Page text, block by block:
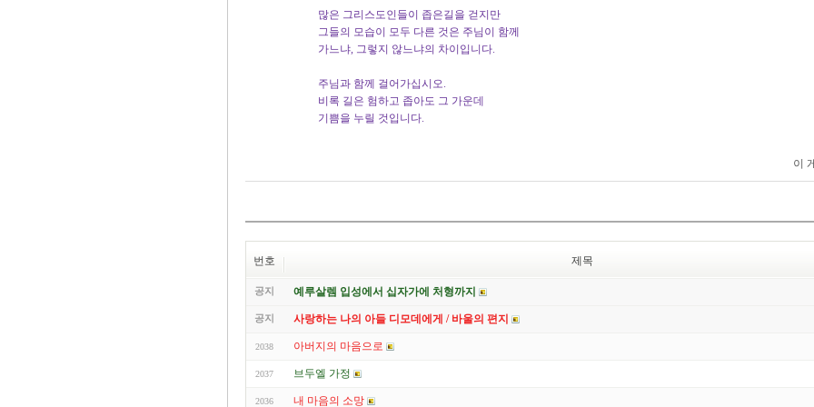
많은 그리스도인들이 좁은길을 걷지만
그들의 모습이 모두 다른 것은 주님이 함께
가느냐, 그렇지 않느냐의 차이입니다.
주님과 함께 걸어가십시오.
비록 길은 험하고 좁아도 그 가운데
기쁨을 누릴 것입니다.
이
번호 제목
공지 예루살렘 입성에서 십자가에 처형까지
공지 사랑하는 나의 아들 디모데에게 / 바울의 편지
2038 아버지의 마음으로
2037 브두엘 가정
2036 내 마음의 소망